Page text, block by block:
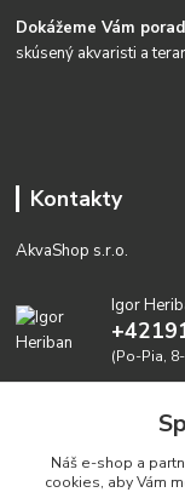
Dokážeme Vám
skúsený akvaristi a
Kontakty
AkvaShop s.r.o.
Igor
(Po-Pia,
Náš e-shop a
cookies, aby Vám